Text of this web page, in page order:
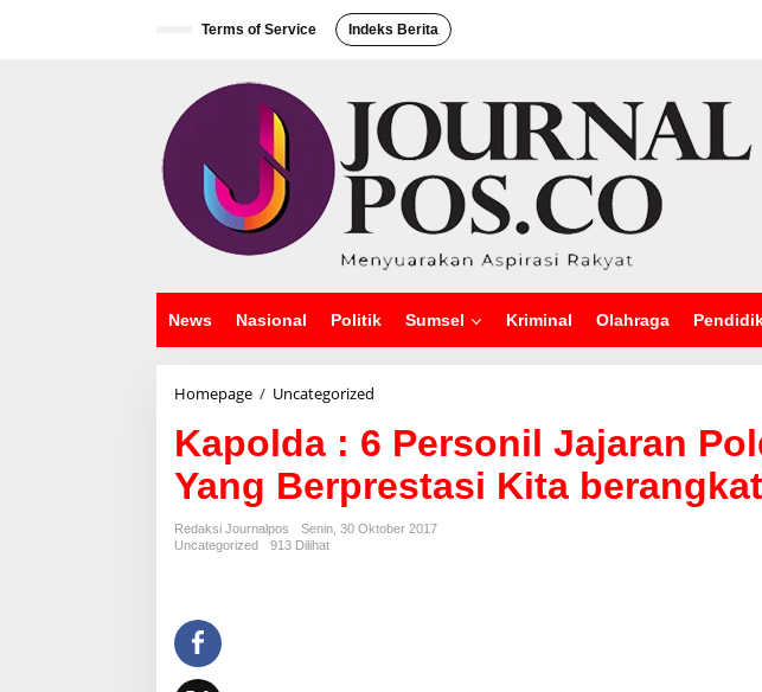
Terms of Service Indeks Berita
News Nasional Politik Sumsel Kriminal Olahraga
Homepage / Uncategorized
p
o
l
d
a
Kapolda : 6 Personil Jajaran
Yang Berprestasi Kita
Redaksi Journalpos
Senin, 30 Oktober 2017
Uncategorized
913 Dilihat